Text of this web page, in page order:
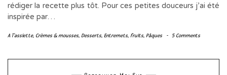
rédiger la recette plus tôt. Pour ces petites douceurs j’ai été
inspirée par…
A l'assiette, Crèmes & mousses, Desserts, Entremets, fruits, Pâques - 5 Comments